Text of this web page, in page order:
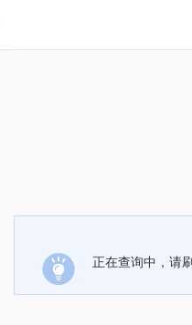
正在查询中，请